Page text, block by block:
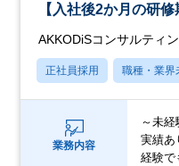
【入社後2か月の研
AKKODiSコンサルティ
正社員採用 職種・業界
業務内容
～未
実績あ
経験で